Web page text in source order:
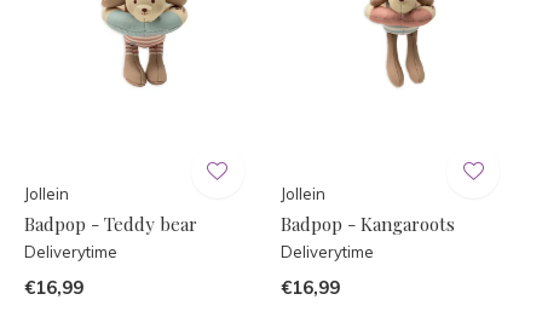
Jollein
Badpop - Teddy bear
Deliverytime
€16,99
Jollein
Badpop - Kangaroots
Deliverytime
€16,99